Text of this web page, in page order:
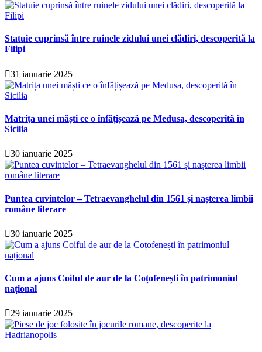
Statuie cuprinsă între ruinele zidului unei clădiri, descoperită la
Filipi
31 ianuarie 2025
Matrița unei măști ce o înfățișează pe Medusa, descoperită în
Sicilia
30 ianuarie 2025
Puntea cuvintelor – Tetraevanghelul din 1561 și nașterea limbii
române literare
30 ianuarie 2025
Cum a ajuns Coiful de aur de la Coțofenești în patrimoniul
național
29 ianuarie 2025